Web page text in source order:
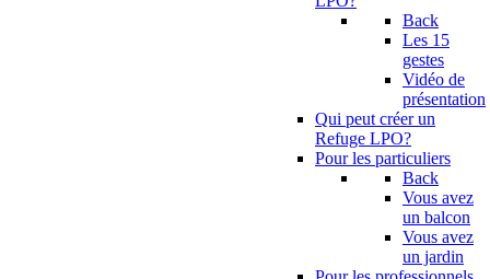
Back
Les 15
gestes
Vidéo de
présentation
Qui peut créer un
Refuge LPO?
Pour les particuliers
Back
Vous avez
un balcon
Vous avez
un jardin